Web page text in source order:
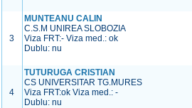
3
MUNTEANU CALIN
C.S.M UNIREA SLOBOZIA
Viza FRT:- Viza med.:ok
Dublu: nu
4
TUTURUGA CRISTIAN
CS UNIVERSITAR TG.MURES
Viza FRT:ok Viza med.:-
Dublu: nu